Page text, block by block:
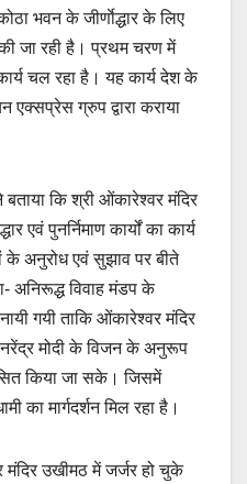
भवन के जीर्णाेद्धार के लिए
की जा रही है। प्रथम चरण में
चल रहा है। यह कार्य देश के
एक्सप्रेस ग्रुप द्वारा कराया
कि श्री ओंकारेश्वर मंदिर
एवं पुनर्निमाण कार्यों का कार्य
के अनुरोध एवं सुझाव पर बीते
अनिरूद्ध विवाह मंडप के
गयी ताकि ओंकारेश्वर मंदिर
नरेंद्र मोदी के विजन के अनुरूप
किया जा सके। जिसमें
का मार्गदर्शन मिल रहा है।
उखीमठ में जर्जर हो चुके